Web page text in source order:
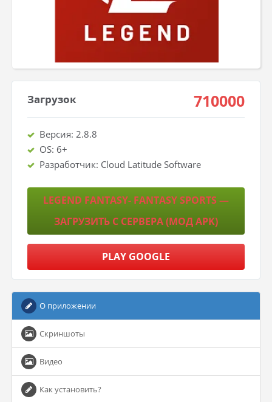
Загрузок 710000
Версия: 2.8.8
OS: 6+
Разработчик: Cloud Latitude Software
LEGEND FANTASY- FANTASY SPORTS —
ЗАГРУЗИТЬ С СЕРВЕРА (МОД APK)
PLAY GOOGLE
О приложении
Скриншоты
Видео
Как установить?